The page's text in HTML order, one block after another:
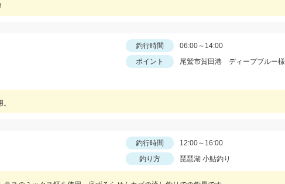
ジ
釣行時間
06:00～14:00
ポイント
尾鷲市賀田港 ディープブルー様
釣行時間
12:00～16:00
釣り方 琵琶湖 小鮎釣り